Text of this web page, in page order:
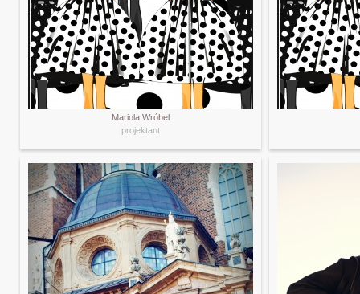
Mariola Wróbel
projektant